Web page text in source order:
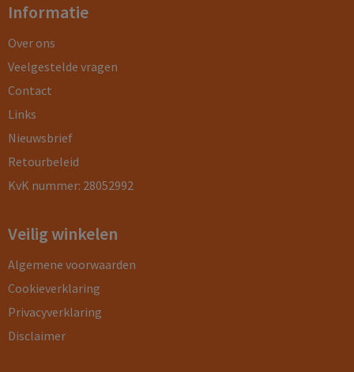
Informatie
Over ons
Veelgestelde vragen
Contact
Links
Nieuwsbrief
Retourbeleid
KvK nummer: 28052992
Veilig winkelen
Algemene voorwaarden
Cookieverklaring
Privacyverklaring
Disclaimer